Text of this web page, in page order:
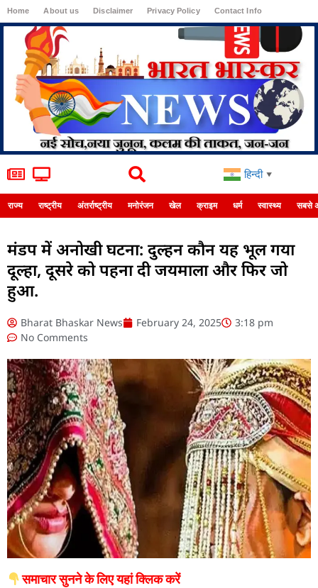
Home About us Disclaimer Privacy Policy Contact Info
हिन्दी ▼
राज्य राष्ट्रीय अंतर्राष्ट्रीय मनोरंजन खेल क्राइम धर्म स्वास्थ्य सबसे
मंडप में अनोखी घटना: दुल्हन कौन यह भूल गया
दूल्हा, दूसरे को पहना दी जयमाला और फिर जो
हुआ.
Bharat Bhaskar News February 24, 2025
3:18 pm
No Comments
समाचार सुनने के लिए यहां क्लिक करें